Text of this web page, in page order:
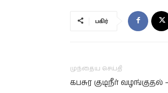
பகிர்
முந்தைய செய்தி
கபசுர குடிநீர் வழங்குதல்